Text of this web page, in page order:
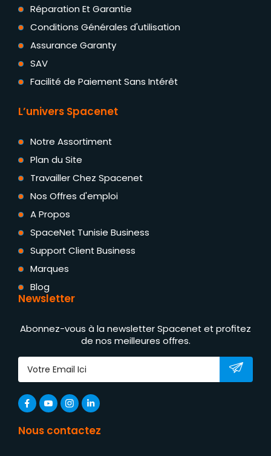
Réparation Et Garantie
Conditions Générales d'utilisation
Assurance Garanty
SAV
Facilité de Paiement Sans Intérêt
L’univers Spacenet
Notre Assortiment
Plan du Site
Travailler Chez Spacenet
Nos Offres d'emploi
A Propos
SpaceNet Tunisie Business
Support Client Business
Marques
Blog
Newsletter
Abonnez-vous à la newsletter Spacenet et profitez
de nos meilleures offres.
Nous contactez